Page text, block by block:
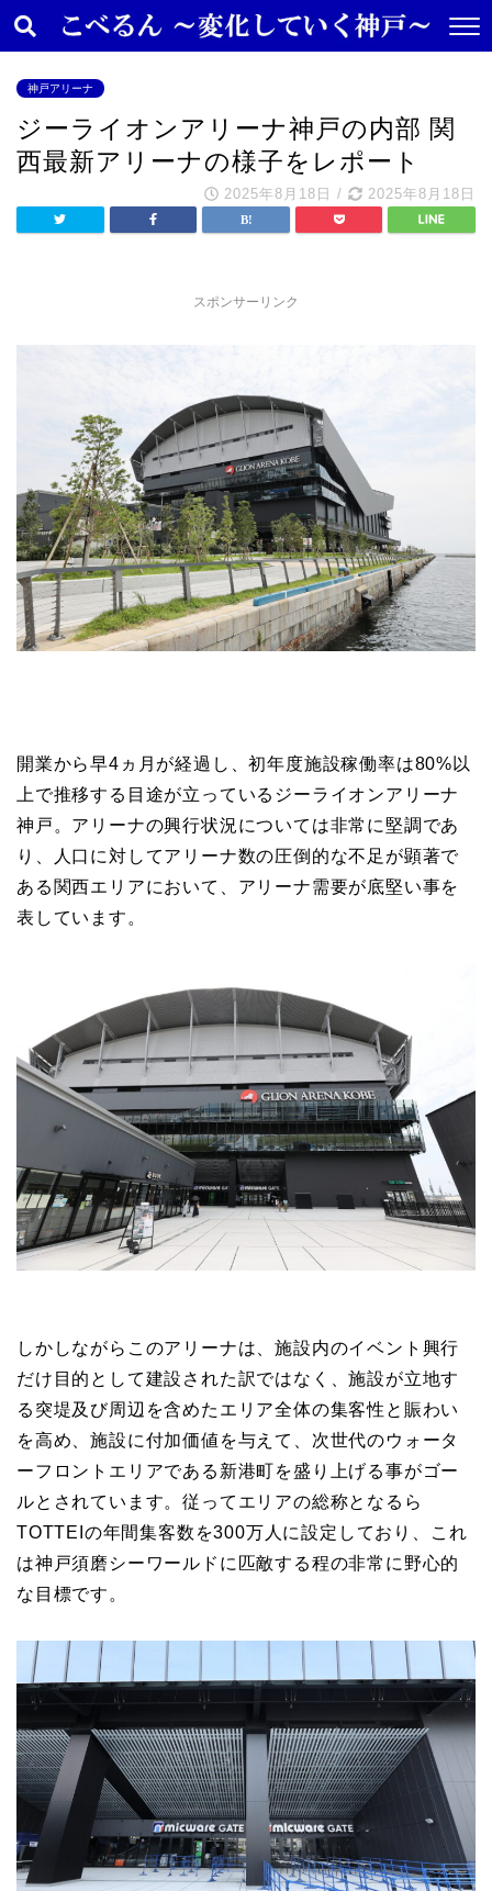
神戸アリーナ
ジーライオンアリーナ神戸の内部 関
西最新アリーナの様子をレポート
2025年8月18日 / 2025年8月18日
スポンサーリンク
開業から早4ヵ月が経過し、初年度施設稼働率は80%以
上で推移する目途が立っているジーライオンアリーナ
神戸。アリーナの興行状況については非常に堅調であ
り、人口に対してアリーナ数の圧倒的な不足が顕著で
ある関西エリアにおいて、アリーナ需要が底堅い事を
表しています。
しかしながらこのアリーナは、施設内のイベント興行
だけ目的として建設された訳ではなく、施設が立地す
る突堤及び周辺を含めたエリア全体の集客性と賑わい
を高め、施設に付加価値を与えて、次世代のウォータ
ーフロントエリアである新港町を盛り上げる事がゴー
ルとされています。従ってエリアの総称となるら
TOTTEIの年間集客数を300万人に設定しており、これ
は神戸須磨シーワールドに匹敵する程の非常に野心的
な目標です。